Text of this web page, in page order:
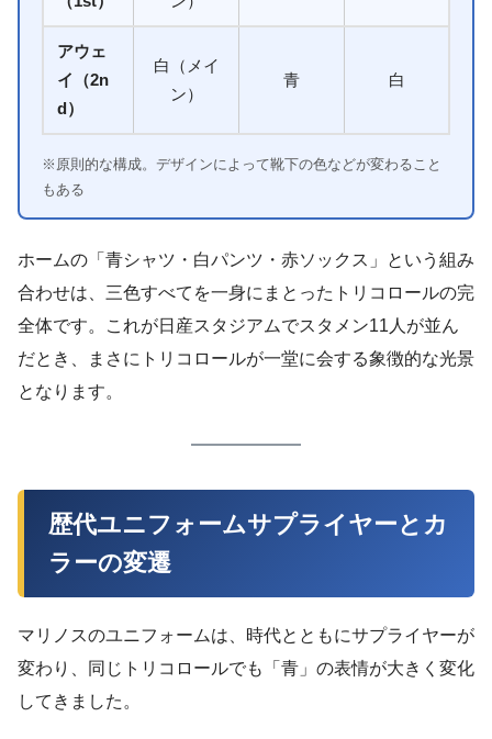
アウェ
イ（2n
d）
白（メイ
ン）
青 白
※原則的な構成。デザインによって靴下の色などが変わること
もある
ホームの「青シャツ・白パンツ・赤ソックス」という組み
合わせは、三色すべてを一身にまとったトリコロールの完
全体です。これが日産スタジアムでスタメン11人が並ん
だとき、まさにトリコロールが一堂に会する象徴的な光景
となります。
歴代ユニフォームサプライヤーとカ
ラーの変遷
マリノスのユニフォームは、時代とともにサプライヤーが
変わり、同じトリコロールでも「青」の表情が大きく変化
してきました。